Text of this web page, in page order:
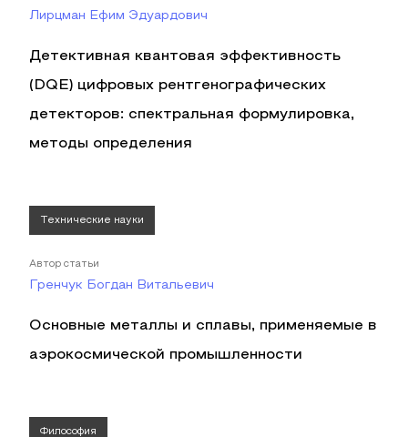
Лирцман Ефим Эдуардович
Детективная квантовая эффективность
(DQE) цифровых рентгенографических
детекторов: спектральная формулировка,
методы определения
Технические науки
Автор статьи
Гренчук Богдан Витальевич
Основные металлы и сплавы, применяемые в
аэрокосмической промышленности
Философия